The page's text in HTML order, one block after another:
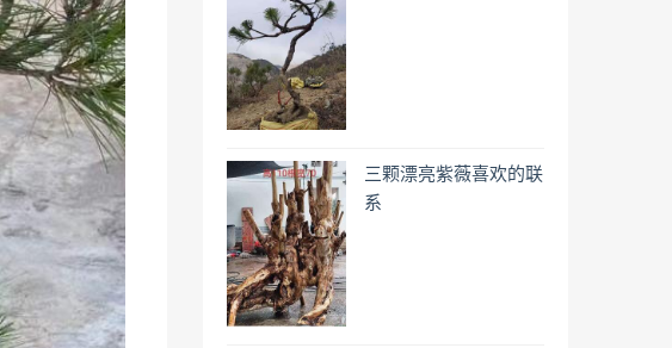
三颗漂亮紫薇喜欢的联
系